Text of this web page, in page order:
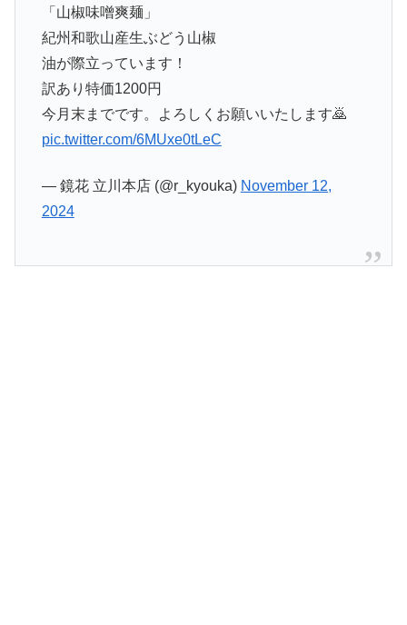
「山椒味噌爽麺」
紀州和歌山産生ぶどう山椒
油が際立っています！
訳あり特価1200円
今月末までです。よろしくお願いいたします🙇
pic.twitter.com/6MUxe0tLeC
— 鏡花 立川本店 (@r_kyouka) November 12,
2024